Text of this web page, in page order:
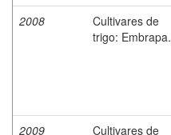
2008
Cultivares de
trigo: Embrapa.
2009
Cultivares de